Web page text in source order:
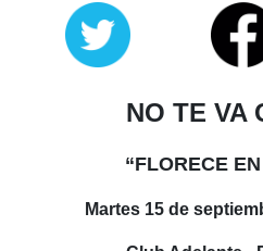
NO TE VA
“FLORECE
Martes 15 de